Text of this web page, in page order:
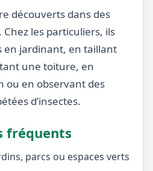
découverts dans des
les particuliers, ils
en jardinant, en taillant
une toiture, en
ou en observant des
d’insectes.
fréquents
parcs ou espaces verts